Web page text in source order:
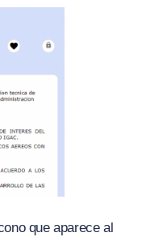
que aparece al